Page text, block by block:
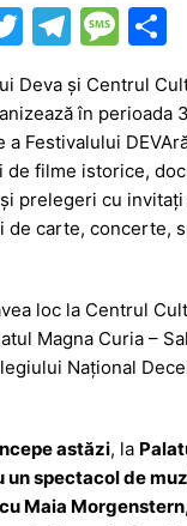
T
itt
er
T
el
e
gr
a
m
M
s
s
a
g
a
z
Deva și Centrul
în perioada
Festivalului
filme istorice,
prelegeri cu invitați
de carte, concerte,
loc la Centrul
Magna Curia –
Național
astăzi, la
un spectacol de
Maia